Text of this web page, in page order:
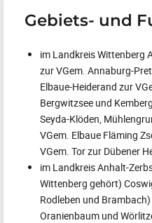
Gebiets- und
im Landkreis Wittenberg
zur VGem. Annaburg-
Elbaue-Heiderand zur
Bergwitzsee und
Seyda-Klöden,
VGem. Elbaue Fläming
VGem. Tor zur Dübener
im Landkreis Anhalt-
Wittenberg gehört)
Rodleben und
Oranienbaum und